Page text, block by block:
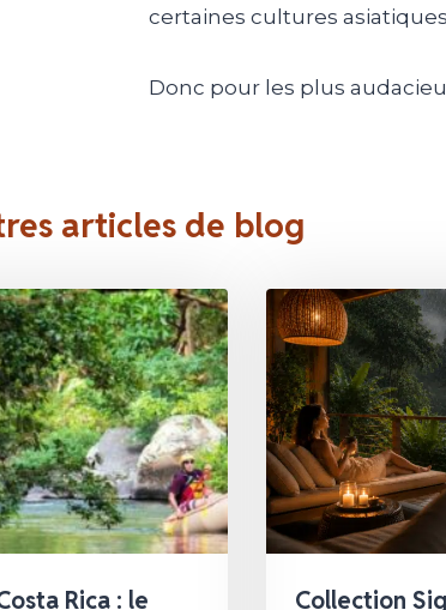
certaines cultures
Donc pour les plus
articles de blog
Rica : le Collection